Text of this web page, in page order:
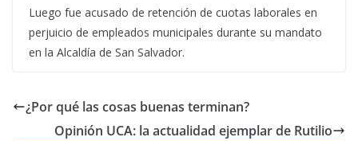
Luego fue acusado de retención de cuotas laborales en
perjuicio de empleados municipales durante su mandato
en la Alcaldía de San Salvador.
¿Por qué las cosas buenas terminan?
Opinión UCA: la actualidad ejemplar de Rutilio